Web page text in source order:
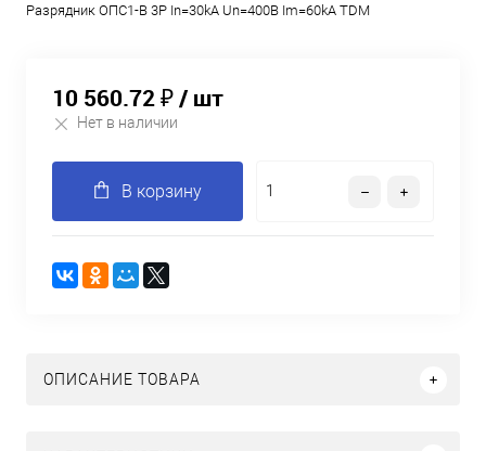
Разрядник ОПС1-B 3Р In=30kA Un=400B Im=60kA TDM
10 560.72 ₽/ шт
Нет в наличии
В корзину
ОПИСАНИЕ ТОВАРА